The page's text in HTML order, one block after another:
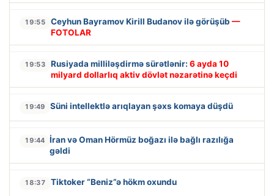
19:55 Ceyhun Bayramov Kirill Budanov ilə görüşüb —
FOTOLAR
19:53 Rusiyada milliləşdirmə sürətlənir: 6 ayda 10
milyard dollarlıq aktiv dövlət nəzarətinə keçdi
19:49 Süni intellektlə arıqlayan şəxs komaya düşdü
19:44 İran və Oman Hörmüz boğazı ilə bağlı razılığa
gəldi
18:37 Tiktoker “Beniz”ə hökm oxundu